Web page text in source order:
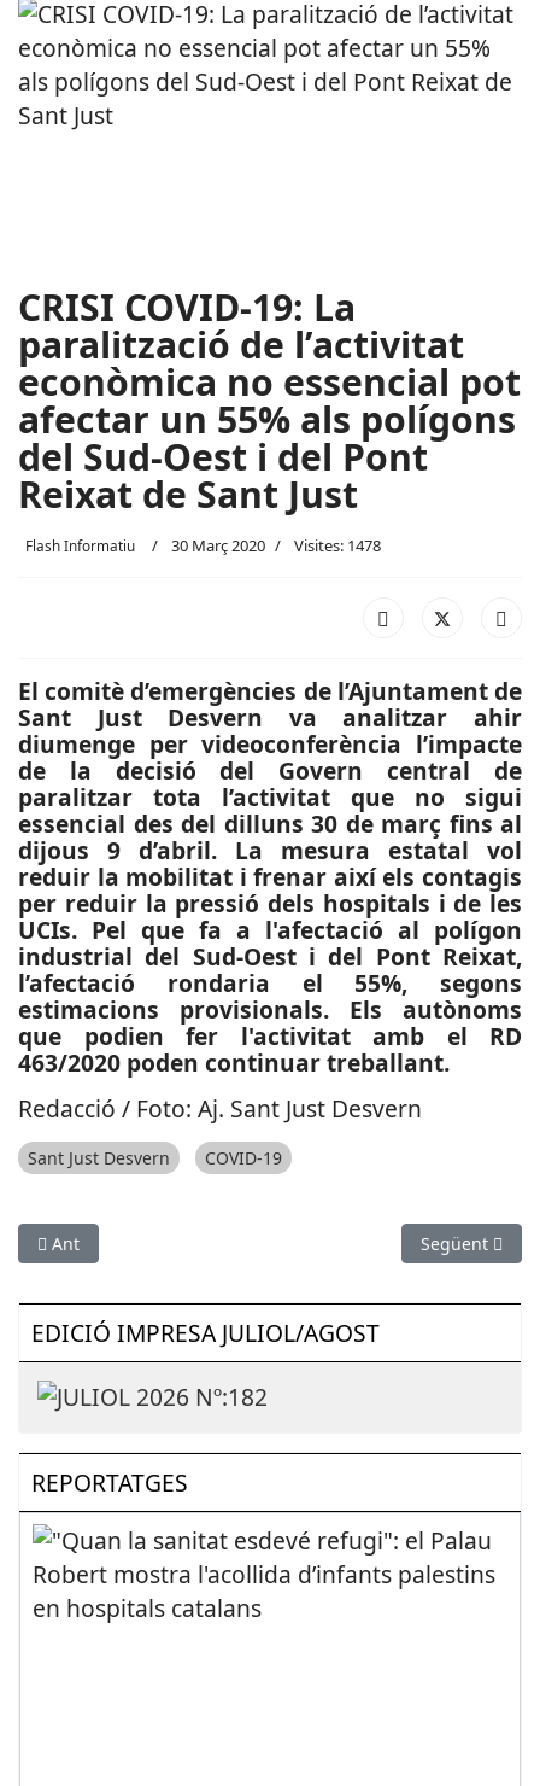
CRISI COVID-19: La
paralització de l’activitat
econòmica no essencial pot
afectar un 55% als polígons
del Sud-Oest i del Pont
Reixat de Sant Just
Flash Informatiu 30 Març 2020 Visites: 1478
El comitè d’emergències de l’Ajuntament de
Sant Just Desvern va analitzar ahir
diumenge per videoconferència l’impacte
de la decisió del Govern central de
paralitzar tota l’activitat que no sigui
essencial des del dilluns 30 de març fins al
dijous 9 d’abril. La mesura estatal vol
reduir la mobilitat i frenar així els contagis
per reduir la pressió dels hospitals i de les
UCIs. Pel que fa a l'afectació al polígon
industrial del Sud-Oest i del Pont Reixat,
l’afectació rondaria el 55%, segons
estimacions provisionals. Els autònoms
que podien fer l'activitat amb el RD
463/2020 poden continuar treballant.
Redacció / Foto: Aj. Sant Just Desvern
Sant Just Desvern COVID-19
Article anterior: CRISI COVID-19: Deu morts a Vallirana i un
Ant Article
Següent
EDICIÓ IMPRESA JULIOL/AGOST
REPORTATGES